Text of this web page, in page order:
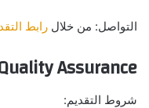
التواصل: من خلال رابط
Assurance
شروط التقديم: